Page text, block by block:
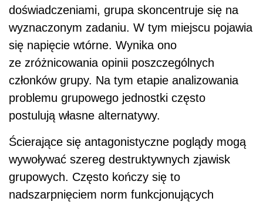
doświadczeniami, grupa skoncentruje się na
wyznaczonym zadaniu. W tym miejscu pojawia
się napięcie wtórne. Wynika ono
ze zróżnicowania opinii poszczególnych
członków grupy. Na tym etapie analizowania
problemu grupowego jednostki często
postulują własne alternatywy.
Ścierające się antagonistyczne poglądy mogą
wywoływać szereg destruktywnych zjawisk
grupowych. Często kończy się to
nadszarpnięciem norm funkcjonujących